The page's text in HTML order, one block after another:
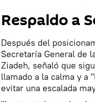
Respaldo a
Después del
Secretaría General de
Ziadeh, señaló que
llamado a la calma y a
evitar una escalada